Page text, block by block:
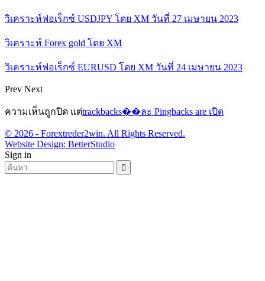
วิเคราะห์ฟอเร็กซ์ USDJPY โดย XM วันที่ 27 เมษายน 2023
วิเคราะห์ Forex gold โดย XM
วิเคราะห์ฟอเร็กซ์ EURUSD โดย XM วันที่ 24 เมษายน 2023
Prev Next
ความเห็นถูกปิด แต่trackbacks��ละ Pingbacks are เปิด
© 2026 - Forextreder2win. All Rights Reserved.
Website Design: BetterStudio
Sign in